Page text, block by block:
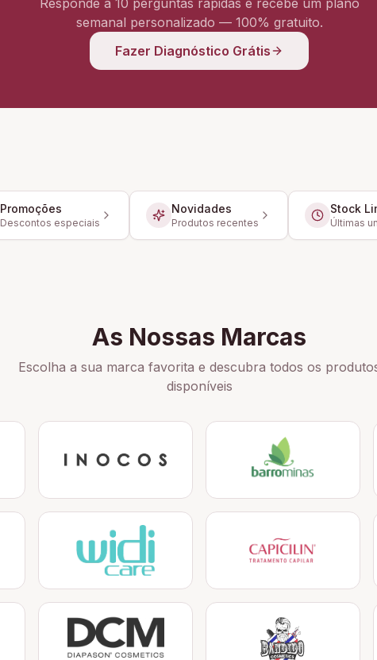
Responde a 10 perguntas rápidas e recebe um plano
semanal personalizado — 100% gratuito.
Fazer Diagnóstico Grátis
Promoções
Descontos especiais
Novidades
Produtos recentes
Stock
Últimas
As Nossas Marcas
Escolha a sua marca favorita e descubra todos os
disponíveis